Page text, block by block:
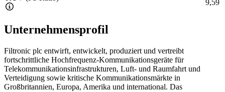
9,59
Unternehmensprofil
Filtronic plc entwirft, entwickelt, produziert und vertreibt
fortschrittliche Hochfrequenz-Kommunikationsgeräte für
Telekommunikationsinfrastrukturen, Luft- und Raumfahrt und
Verteidigung sowie kritische Kommunikationsmärkte in
Großbritannien, Europa, Amerika und international. Das